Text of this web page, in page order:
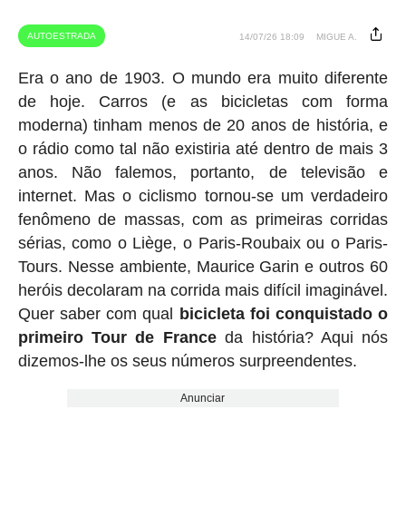
AUTOESTRADA 14/07/26 18:09 MIGUE A.
Era o ano de 1903. O mundo era muito diferente
de hoje. Carros (e as bicicletas com forma
moderna) tinham menos de 20 anos de história, e
o rádio como tal não existiria até dentro de mais 3
anos. Não falemos, portanto, de televisão e
internet. Mas o ciclismo tornou-se um verdadeiro
fenômeno de massas, com as primeiras corridas
sérias, como o Liège, o Paris-Roubaix ou o Paris-
Tours. Nesse ambiente, Maurice Garin e outros 60
heróis decolaram na corrida mais difícil imaginável.
Quer saber com qual
bicicleta foi conquistado o
primeiro Tour de Franceda história? Aqui nós
dizemos-lhe os seus números surpreendentes.
Anunciar